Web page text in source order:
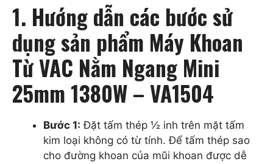
1. Hướng dẫn các bước sử
dụng sản phẩm Máy Khoan
Từ VAC Nằm Ngang Mini
25mm 1380W – VA1504
Bước 1: Đặt tấm thép ½ inh trên mặt tấm
kim loại không có từ tính. Để tấm thép sao
cho đường khoan của mũi khoan được dễ